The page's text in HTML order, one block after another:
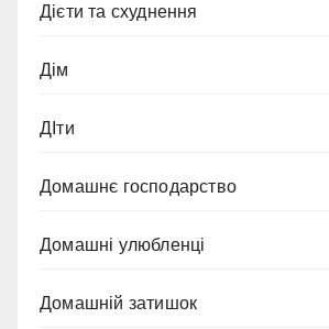
Дієти та схуднення
Дім
ДІти
Домашнє господарство
Домашні улюбленці
Домашній затишок